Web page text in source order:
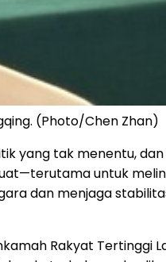
(Photo/Chen Zhan)
yang tak menentu,
untuk
dan menjaga
Rakyat Tertinggi